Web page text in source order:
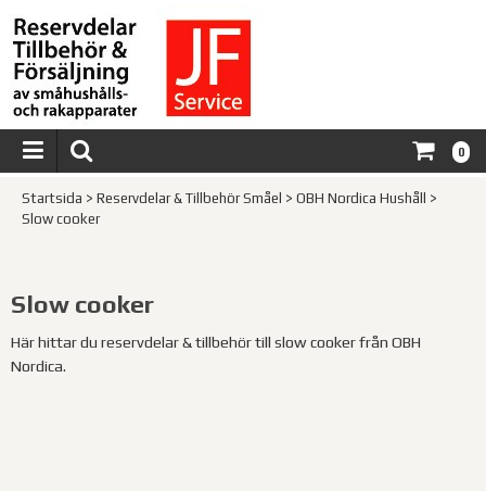
0
Startsida > Reservdelar & Tillbehör Småel > OBH Nordica Hushåll
>
Slow cooker
Slow cooker
Här hittar du reservdelar & tillbehör till slow cooker från OBH
Nordica.